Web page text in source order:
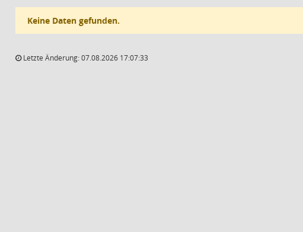
Keine Daten gefunden.
Letzte Änderung: 07.08.2026 17:07:33